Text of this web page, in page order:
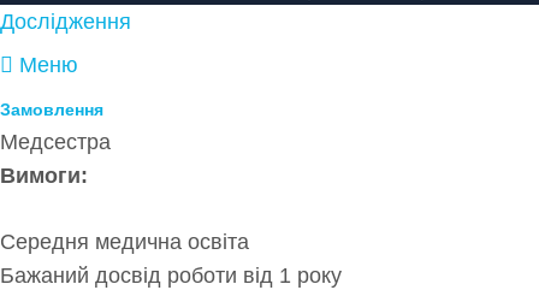
Дослідження
Меню
Замовлення
Медсестра
Вимоги:
Середня медична освіта
Бажаний досвід роботи від 1 року